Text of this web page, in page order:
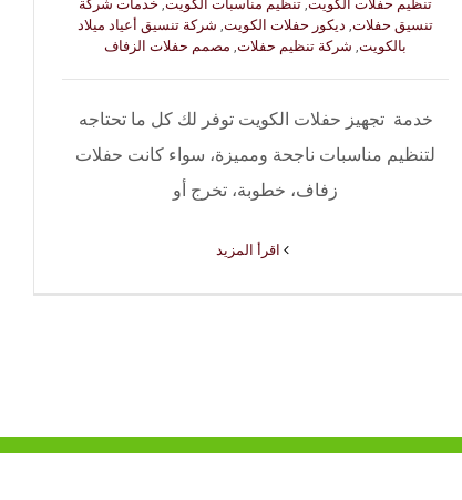
تنظيم حفلات الكويت, تنظيم مناسبات الكويت, خدمات شركة
تنسيق حفلات, ديكور حفلات الكويت, شركة تنسيق أعياد ميلاد
بالكويت, شركة تنظيم حفلات, مصمم حفلات الزفاف
خدمة تجهيز حفلات الكويت توفر لك كل ما تحتاجه
لتنظيم مناسبات ناجحة ومميزة، سواء كانت حفلات
زفاف، خطوبة، تخرج أو
‫اقرأ المزيد